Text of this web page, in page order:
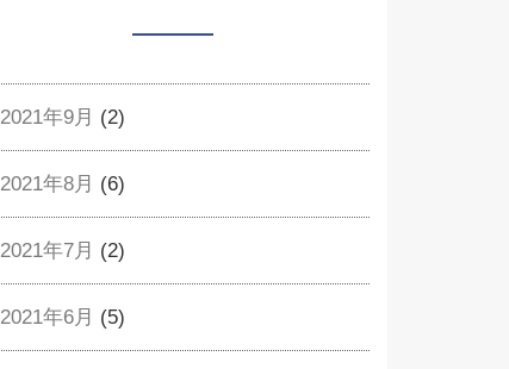
2021年9月 (2)
2021年8月 (6)
2021年7月 (2)
2021年6月 (5)